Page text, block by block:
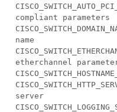
compliant parameters
name
etherchannel
server